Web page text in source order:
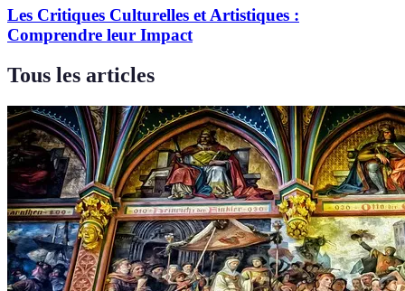
Les Critiques Culturelles et Artistiques :
Comprendre leur Impact
Tous les articles